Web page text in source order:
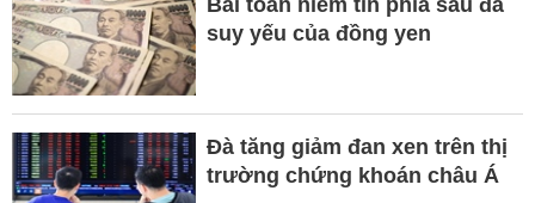
Bài toán niềm tin phía sau đà
suy yếu của đồng yen
Đà tăng giảm đan xen trên thị
trường chứng khoán châu Á